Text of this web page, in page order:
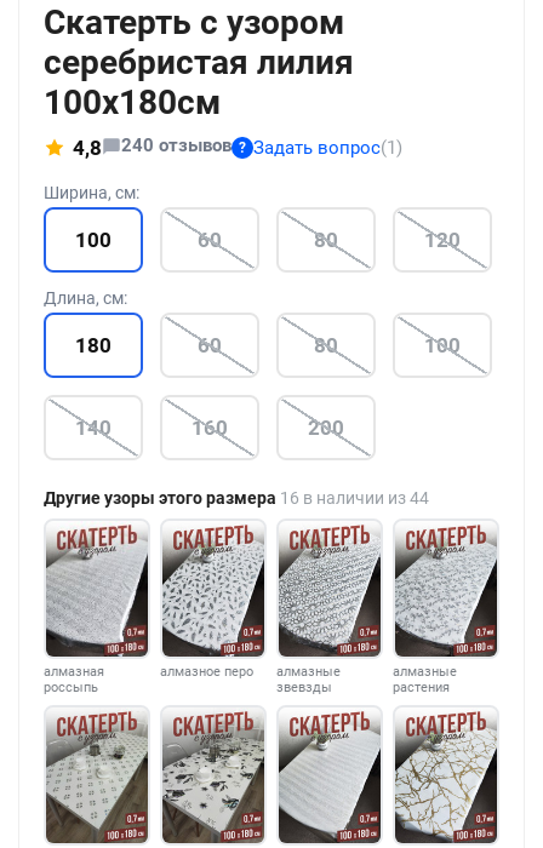
Скатерть с узором
серебристая лилия
100x180см
4,8 240 отзывов ? Задать вопрос(1)
Ширина, см:
100 60 80 120
Длина, см:
180 60 80 100
140 160 200
Другие узоры этого размера 16 в наличии из 44
алмазная
россыпь
алмазное перо
алмазные
звевзды
алмазные
растения